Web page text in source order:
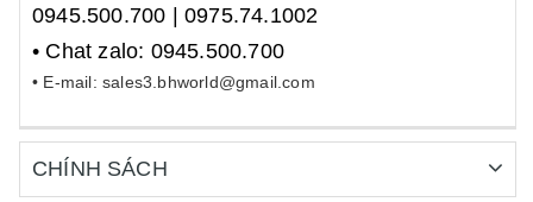
0945.500.700 | 0975.74.1002
• Chat zalo: 0945.500.700
• E-mail: sales3.bhworld@gmail.com
CHÍNH SÁCH